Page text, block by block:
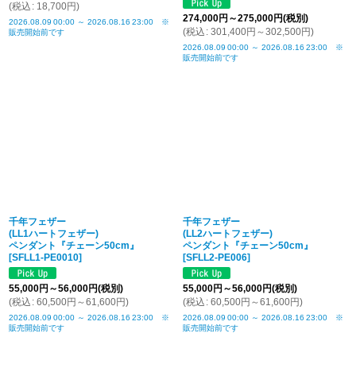
(税込 : 18,700円)
2026.08.09 00:00 ～ 2026.08.16 23:00 ※
販売開始前です
274,000円 ～275,000円(税別)
(税込 : 301,400円 ～302,500円)
2026.08.09 00:00 ～ 2026.08.16 23:00 ※
販売開始前です
千年フェザー
(LL1ハートフェザー)
ペンダント『チェーン50cm』
[SFLL1-PE0010]
55,000円 ～56,000円(税別)
(税込 : 60,500円 ～61,600円)
2026.08.09 00:00 ～ 2026.08.16 23:00 ※
販売開始前です
千年フェザー
(LL2ハートフェザー)
ペンダント『チェーン50cm』
[SFLL2-PE006]
55,000円 ～56,000円(税別)
(税込 : 60,500円 ～61,600円)
2026.08.09 00:00 ～ 2026.08.16 23:00 ※
販売開始前です